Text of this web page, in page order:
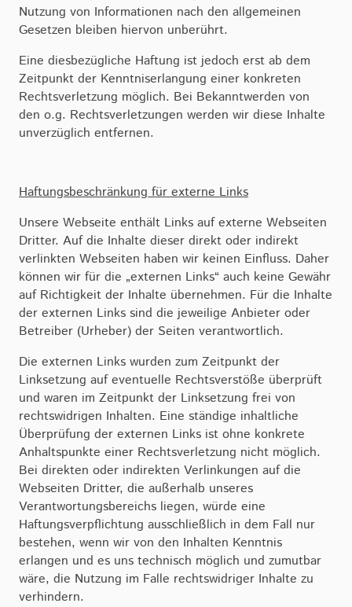
Nutzung von Informationen nach den allgemeinen
Gesetzen bleiben hiervon unberührt.
Eine diesbezügliche Haftung ist jedoch erst ab dem
Zeitpunkt der Kenntniserlangung einer konkreten
Rechtsverletzung möglich. Bei Bekanntwerden von
den o.g. Rechtsverletzungen werden wir diese Inhalte
unverzüglich entfernen.
Haftungsbeschränkung für externe Links
Unsere Webseite enthält Links auf externe Webseiten
Dritter. Auf die Inhalte dieser direkt oder indirekt
verlinkten Webseiten haben wir keinen Einfluss. Daher
können wir für die „externen Links“ auch keine Gewähr
auf Richtigkeit der Inhalte übernehmen. Für die Inhalte
der externen Links sind die jeweilige Anbieter oder
Betreiber (Urheber) der Seiten verantwortlich.
Die externen Links wurden zum Zeitpunkt der
Linksetzung auf eventuelle Rechtsverstöße überprüft
und waren im Zeitpunkt der Linksetzung frei von
rechtswidrigen Inhalten. Eine ständige inhaltliche
Überprüfung der externen Links ist ohne konkrete
Anhaltspunkte einer Rechtsverletzung nicht möglich.
Bei direkten oder indirekten Verlinkungen auf die
Webseiten Dritter, die außerhalb unseres
Verantwortungsbereichs liegen, würde eine
Haftungsverpflichtung ausschließlich in dem Fall nur
bestehen, wenn wir von den Inhalten Kenntnis
erlangen und es uns technisch möglich und zumutbar
wäre, die Nutzung im Falle rechtswidriger Inhalte zu
verhindern.